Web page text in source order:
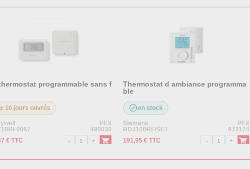
programmable sans f
± 16 jours ouvrés
PEX
490030
€ TTC
Thermostat d ambiance programma
ble
en stock
Siemens
PEX
RDJ100RF/SET
672174
191,95 € TTC